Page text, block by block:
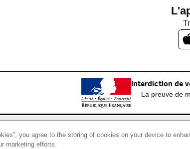
Interdiction de
La preuve de
you agree to the storing of cookies on your device to
marketing efforts.